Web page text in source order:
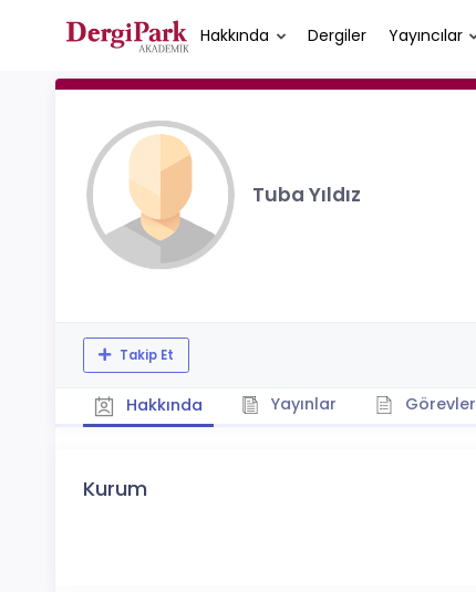
Hakkında Dergiler Yayıncılar
Tuba Yıldız
Takip Et
Hakkında Yayınlar Görevler
Kurum